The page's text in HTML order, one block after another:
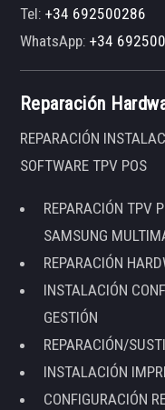
Tel:+34 692500286
WhatsApp:+34
Reparación
REPARACIÓN
SOFTWARE TPV POS
REPARACIÓN TPV
SAMSUNG
REPARACIÓN
INSTALACIÓN
GESTIÓN
REPARACIÓN/
INSTALACIÓN
CONFIGURACIÓN